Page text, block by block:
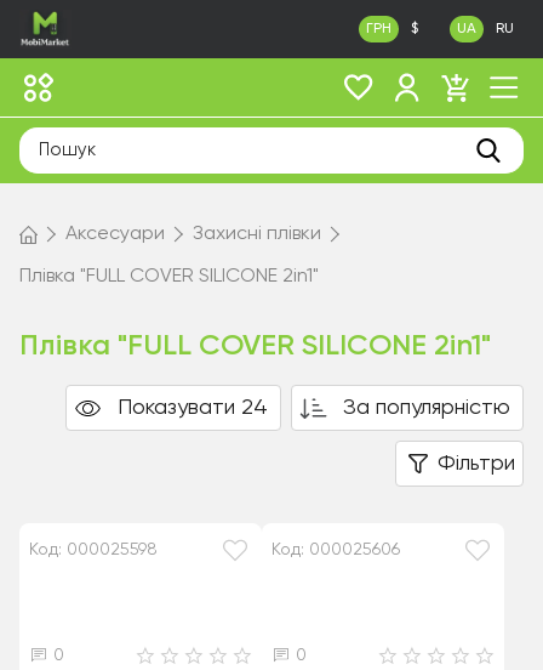
ГРН $ UA RU
Аксесуари Захисні плівки
Плівка "FULL COVER SILICONE 2in1"
Плівка "FULL COVER SILICONE 2in1"
Показувати 24 За популярністю
Фільтри
Код: 000025598
0
Код: 000025606
0